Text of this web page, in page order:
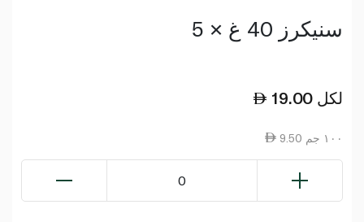
سنيكرز 40 غ × 5
19.00 لكل
9.50 ١٠٠ جم
0